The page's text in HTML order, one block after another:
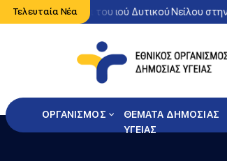
Τελευταία Νέα
κυκλοφορία του ιού Δυτικού Νείλου στην
ΟΡΓΑΝΙΣΜΟΣ
ΘΕΜΑΤΑ ΔΗΜΟΣΙΑΣ
ΥΓΕΙΑΣ